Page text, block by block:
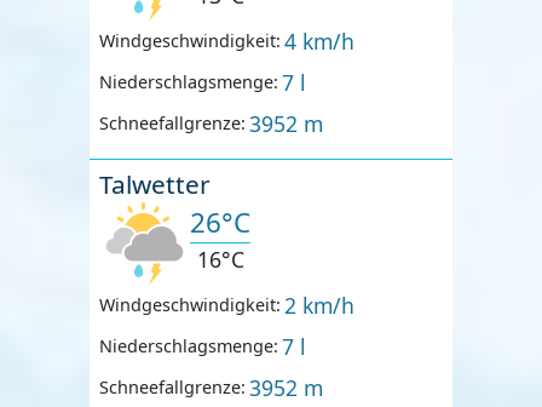
Windgeschwindigkeit: 4 km/h
Niederschlagsmenge: 7 l
Schneefallgrenze: 3952 m
Talwetter
26°C
16°C
Windgeschwindigkeit: 2 km/h
Niederschlagsmenge: 7 l
Schneefallgrenze: 3952 m